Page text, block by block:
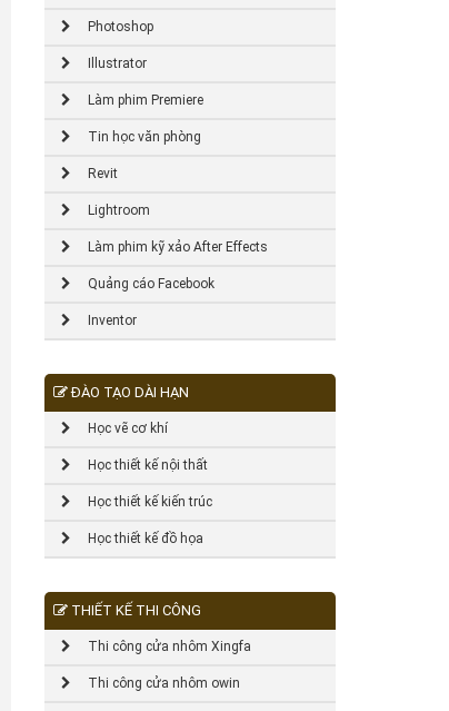
Photoshop
Illustrator
Làm phim Premiere
Tin học văn phòng
Revit
Lightroom
Làm phim kỹ xảo After Effects
Quảng cáo Facebook
Inventor
ĐÀO TẠO DÀI HẠN
Học vẽ cơ khí
Học thiết kế nội thất
Học thiết kế kiến trúc
Học thiết kế đồ họa
THIẾT KẾ THI CÔNG
Thi công cửa nhôm Xingfa
Thi công cửa nhôm owin